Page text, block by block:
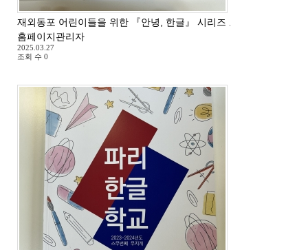
재외동포 어린이들을 위한 『안녕, 한글』 시리즈 교재 도착
홈페이지관리자
2025.03.27
조회 수 0